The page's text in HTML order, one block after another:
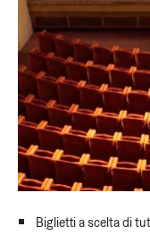
Biglietti a scelta di